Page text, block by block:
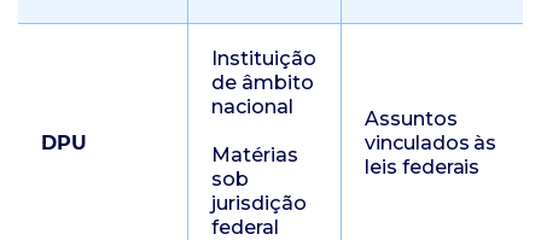
DPU
Instituição
de âmbito
nacional
Matérias
sob
jurisdição
federal
Assuntos
vinculados às
leis federais